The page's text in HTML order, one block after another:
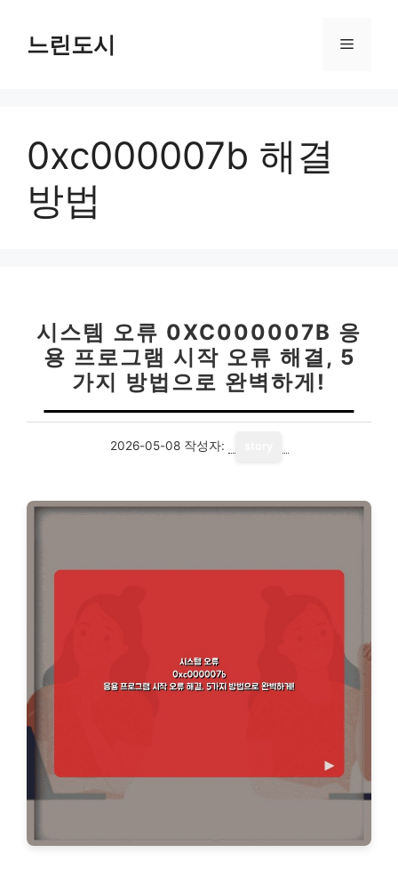
느린도시 메
0xc000007b 해결
방법
시스템 오류 0XC000007B 응
용 프로그램 시작 오류 해결, 5
가지 방법으로 완벽하게!
2026-05-08 작성자: